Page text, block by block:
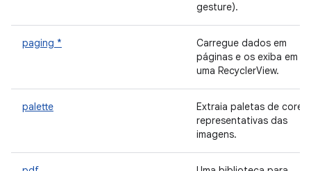
gesture).
paging *
Carregue dados em
páginas e os exiba em
uma RecyclerView.
palette
Extraia paletas de cores
representativas das
imagens.